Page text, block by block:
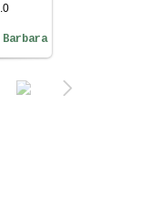
Barbara